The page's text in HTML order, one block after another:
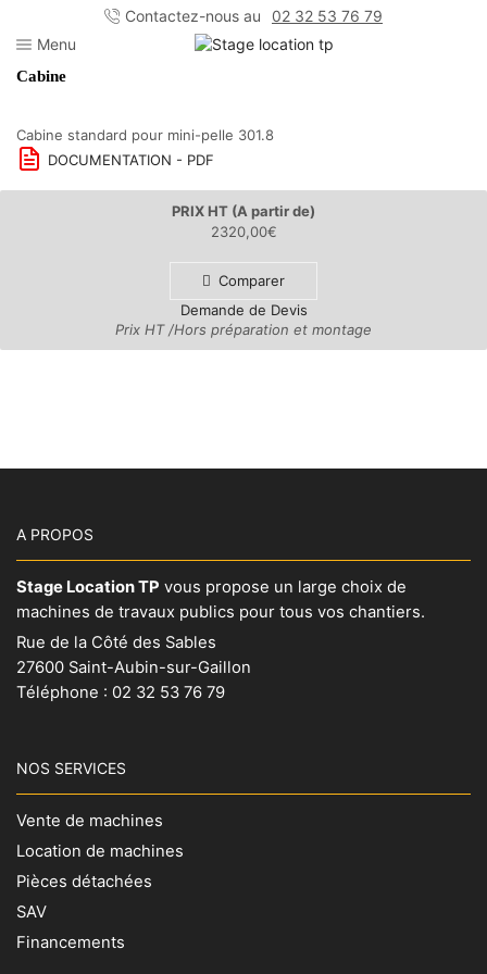
Contactez-nous au
02 32 53 76 79
Menu
Cabine
Cabine standard pour mini-pelle 301.8
DOCUMENTATION - PDF
PRIX HT (A partir de)
2320,00€
Comparer
Demande de Devis
Prix HT /Hors préparation et montage
A PROPOS
Stage Location TP vous propose un large choix de
machines de travaux publics pour tous vos chantiers.
Rue de la Côté des Sables
27600 Saint-Aubin-sur-Gaillon
Téléphone : 02 32 53 76 79
NOS SERVICES
Vente de machines
Location de machines
Pièces détachées
SAV
Financements